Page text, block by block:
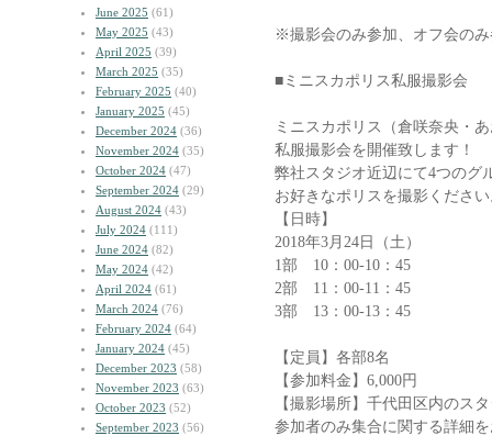
June 2025 (61)
May 2025 (43)
April 2025 (39)
March 2025 (35)
February 2025 (40)
January 2025 (45)
December 2024 (36)
November 2024 (35)
October 2024 (47)
September 2024 (29)
August 2024 (43)
July 2024 (111)
June 2024 (82)
May 2024 (42)
April 2024 (61)
March 2024 (76)
February 2024 (64)
January 2024 (45)
December 2023 (58)
November 2023 (63)
October 2023 (52)
September 2023 (56)
※撮影会のみ参加、オフ会の
■ミニスカポリス私服撮影会
ミニスカポリス（倉咲奈央・
私服撮影会を開催致します！
弊社スタジオ近辺にて4つのグ
お好きなポリスを撮影くださ
【日時】
2018年3月24日（土）
1部 10：00-10：45
2部 11：00-11：45
3部 13：00-13：45
【定員】各部8名
【参加料金】6,000円
【撮影場所】千代田区内のス
参加者のみ集合に関する詳細